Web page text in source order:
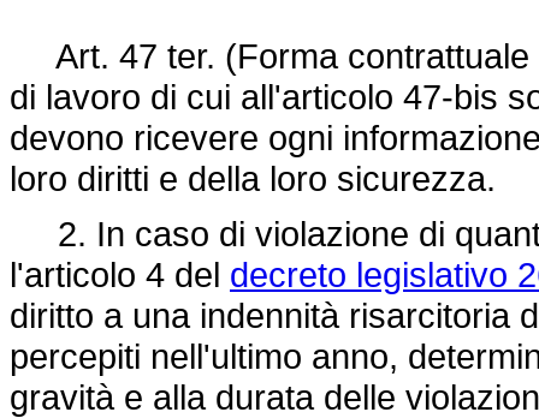
Art. 47 ter. (Forma contrattuale
di lavoro di cui all'articolo 47-bis
devono ricevere ogni
loro diritti e della loro sicurezza.
2. In caso di violazione di
l'articolo 4 del decreto legislativo
diritto a una indennità risarcitoria
percepiti nell'ultimo anno,
gravità e alla durata delle